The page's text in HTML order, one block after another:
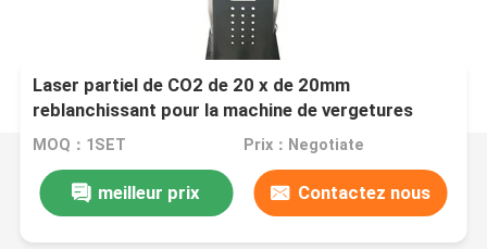
Laser partiel de CO2 de 20 x de 20mm
reblanchissant pour la machine de vergetures
MOQ：1SET Prix：Negotiate
meilleur prix Contactez nous